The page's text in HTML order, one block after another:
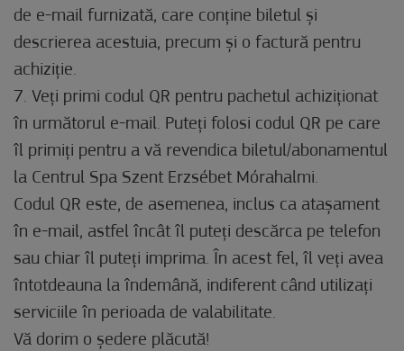
de e-mail furnizată, care conține biletul și
descrierea acestuia, precum și o factură pentru
achiziție.
7. Veți primi codul QR pentru pachetul achiziționat
în următorul e-mail. Puteți folosi codul QR pe care
îl primiți pentru a vă revendica biletul/abonamentul
la Centrul Spa Szent Erzsébet Mórahalmi.
Codul QR este, de asemenea, inclus ca atașament
în e-mail, astfel încât îl puteți descărca pe telefon
sau chiar îl puteți imprima. În acest fel, îl veți avea
întotdeauna la îndemână, indiferent când utilizați
serviciile în perioada de valabilitate.
Vă dorim o ședere plăcută!